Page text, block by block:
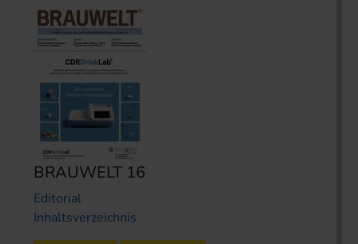
BRAUWELT 16
Editorial
Inhaltsverzeichnis